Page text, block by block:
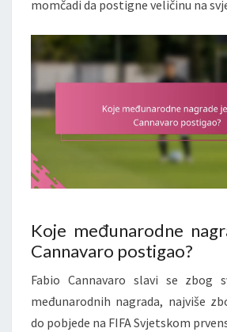
momčadi da postigne veličinu na
Koje međunarodne
Cannavaro postigao?
Fabio Cannavaro slavi se zbog
međunarodnih nagrada, najviše
do pobjede na FIFA Svjetskom